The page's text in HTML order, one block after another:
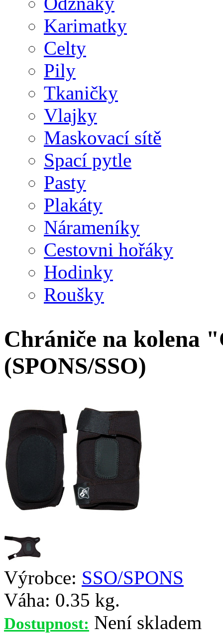
Karimatky
Celty
Pily
Tkaničky
Vlajky
Maskovací sítě
Spací pytle
Pasty
Plakáty
Nárameníky
Cestovni hořáky
Hodinky
Roušky
Chrániče na kolena
(SPONS/SSO)
Výrobce: SSO/SPONS
Váha: 0.35 kg.
Dostupnost: Není skladem